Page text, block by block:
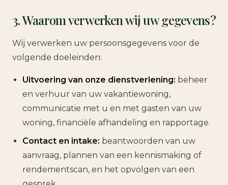
3. Waarom verwerken wij uw gegevens?
Wij verwerken uw persoonsgegevens voor de
volgende doeleinden:
Uitvoering van onze dienstverlening: beheer
en verhuur van uw vakantiewoning,
communicatie met u en met gasten van uw
woning, financiële afhandeling en rapportage.
Contact en intake: beantwoorden van uw
aanvraag, plannen van een kennismaking of
rendementscan, en het opvolgen van een